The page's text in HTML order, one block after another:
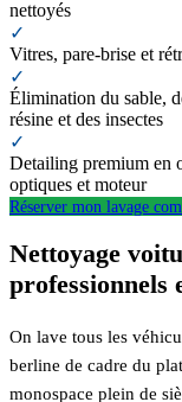
nettoyés
✓
Vitres, pare-brise et
✓
Élimination du sable,
résine et des insectes
✓
Detailing premium en
optiques et moteur
Réserver mon lavage
Nettoyage
professionnels
On lave tous les
berline de cadre du
monospace plein de